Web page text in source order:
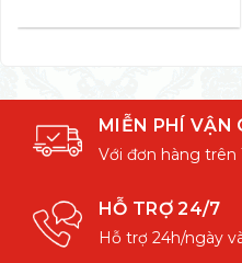
MIỄN PHÍ VẬN
Với đơn hàng trên
HỖ TRỢ 24/7
Hỗ trợ 24h/ngày